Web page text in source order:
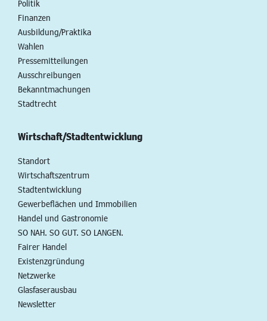
Politik
Finanzen
Ausbildung/Praktika
Wahlen
Pressemitteilungen
Ausschreibungen
Bekanntmachungen
Stadtrecht
Wirtschaft/Stadtentwicklung
Standort
Wirtschaftszentrum
Stadtentwicklung
Gewerbeflächen und Immobilien
Handel und Gastronomie
SO NAH. SO GUT. SO LANGEN.
Fairer Handel
Existenzgründung
Netzwerke
Glasfaserausbau
Newsletter